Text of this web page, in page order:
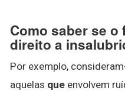
Como saber se
direito a
Por exemplo,
aquelas que envolvem